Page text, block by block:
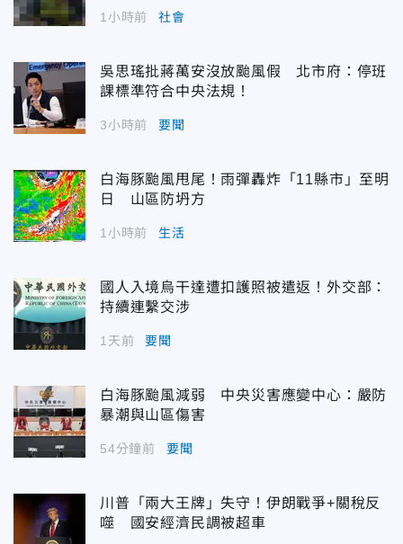
1小時前 社會
吳思瑤批蔣萬安沒放颱風假 北市府：停班
課標準符合中央法規！
3小時前 要聞
白海豚颱風甩尾！雨彈轟炸「11縣市」至明
日 山區防坍方
1小時前 生活
國人入境烏干達遭扣護照被遣返！外交部：
持續連繫交涉
1天前 要聞
白海豚颱風減弱 中央災害應變中心：嚴防
暴潮與山區傷害
54分鐘前 要聞
川普「兩大王牌」失守！伊朗戰爭+關稅反
噬 國安經濟民調被超車